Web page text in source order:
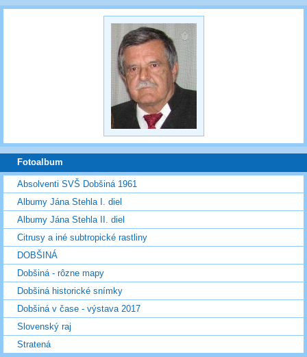
Fotoalbum
Absolventi SVŠ Dobšiná 1961
Albumy Jána Stehla I. diel
Albumy Jána Stehla II. diel
Citrusy a iné subtropické rastliny
DOBŠINÁ
Dobšiná - rôzne mapy
Dobšiná historické snímky
Dobšiná v čase - výstava 2017
Slovenský raj
Stratená